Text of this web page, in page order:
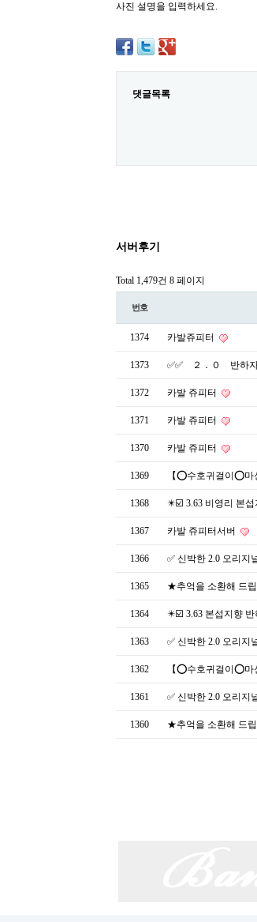
사진 설명을 입력하세요.
댓글목록
서버후기
Total 1,479건 8 페이지
번호
1374 카발쥬피터
1373 ✅✅ ２．０ 반하
1372 카발 쥬피터
1371 카발 쥬피터
1370 카발 쥬피터
1369 【⭕수호귀걸이⭕
1368 ✴️☑️ 3.63 비영리 본
1367 카발 쥬피터서버
1366 ✅ 신박한 2.0 오리지
1365 ★추억을 소환해 드
1364 ✴️☑️ 3.63 본섭지향
1363 ✅ 신박한 2.0 오리지
1362 【⭕수호귀걸이⭕
1361 ✅ 신박한 2.0 오리지
1360 ★추억을 소환해 드